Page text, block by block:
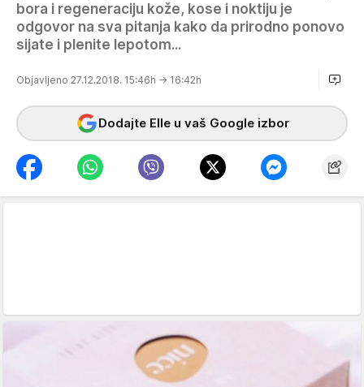
bora i regeneraciju kože, kose i noktiju je
odgovor na sva pitanja kako da prirodno ponovo
sijate i plenite lepotom...
Objavljeno 27.12.2018. 15:46h → 16:42h
Dodajte Elle u vaš Google izbor